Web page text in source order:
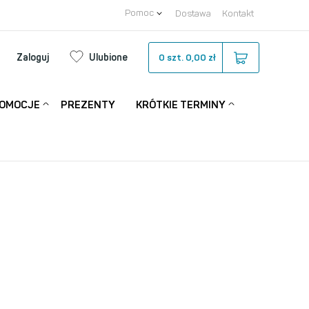
Pomoc Dostawa Kontakt
Zaloguj Ulubione 0 szt. 0,00 zł
PREZENTY KRÓTKIE TERMINY